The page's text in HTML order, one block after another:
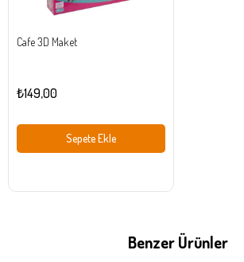
Cafe 3D Maket
₺149,00
Sepete Ekle
Benzer Ürünler